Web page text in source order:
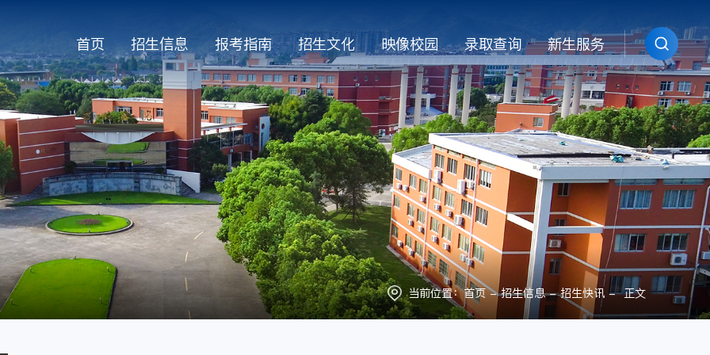
首页 招生信息 报考指南 招生文化 映像校园 录取查询 新生服务
当前位置：首页-招生信息-招生快讯 - 正文